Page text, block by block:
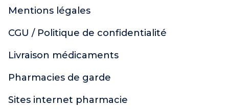
Mentions légales
CGU / Politique de confidentialité
Livraison médicaments
Pharmacies de garde
Sites internet pharmacie